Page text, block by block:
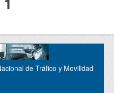
de Tráfico y Movilidad